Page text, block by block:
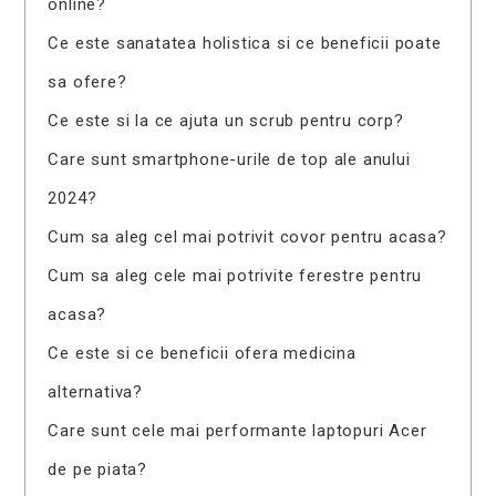
online?
Ce este sanatatea holistica si ce beneficii poate
sa ofere?
Ce este si la ce ajuta un scrub pentru corp?
Care sunt smartphone-urile de top ale anului
2024?
Cum sa aleg cel mai potrivit covor pentru acasa?
Cum sa aleg cele mai potrivite ferestre pentru
acasa?
Ce este si ce beneficii ofera medicina
alternativa?
Care sunt cele mai performante laptopuri Acer
de pe piata?